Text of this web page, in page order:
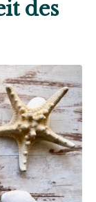
des